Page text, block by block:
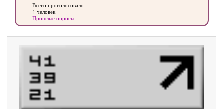
Всего проголосовало
1 человек
Прошлые опросы